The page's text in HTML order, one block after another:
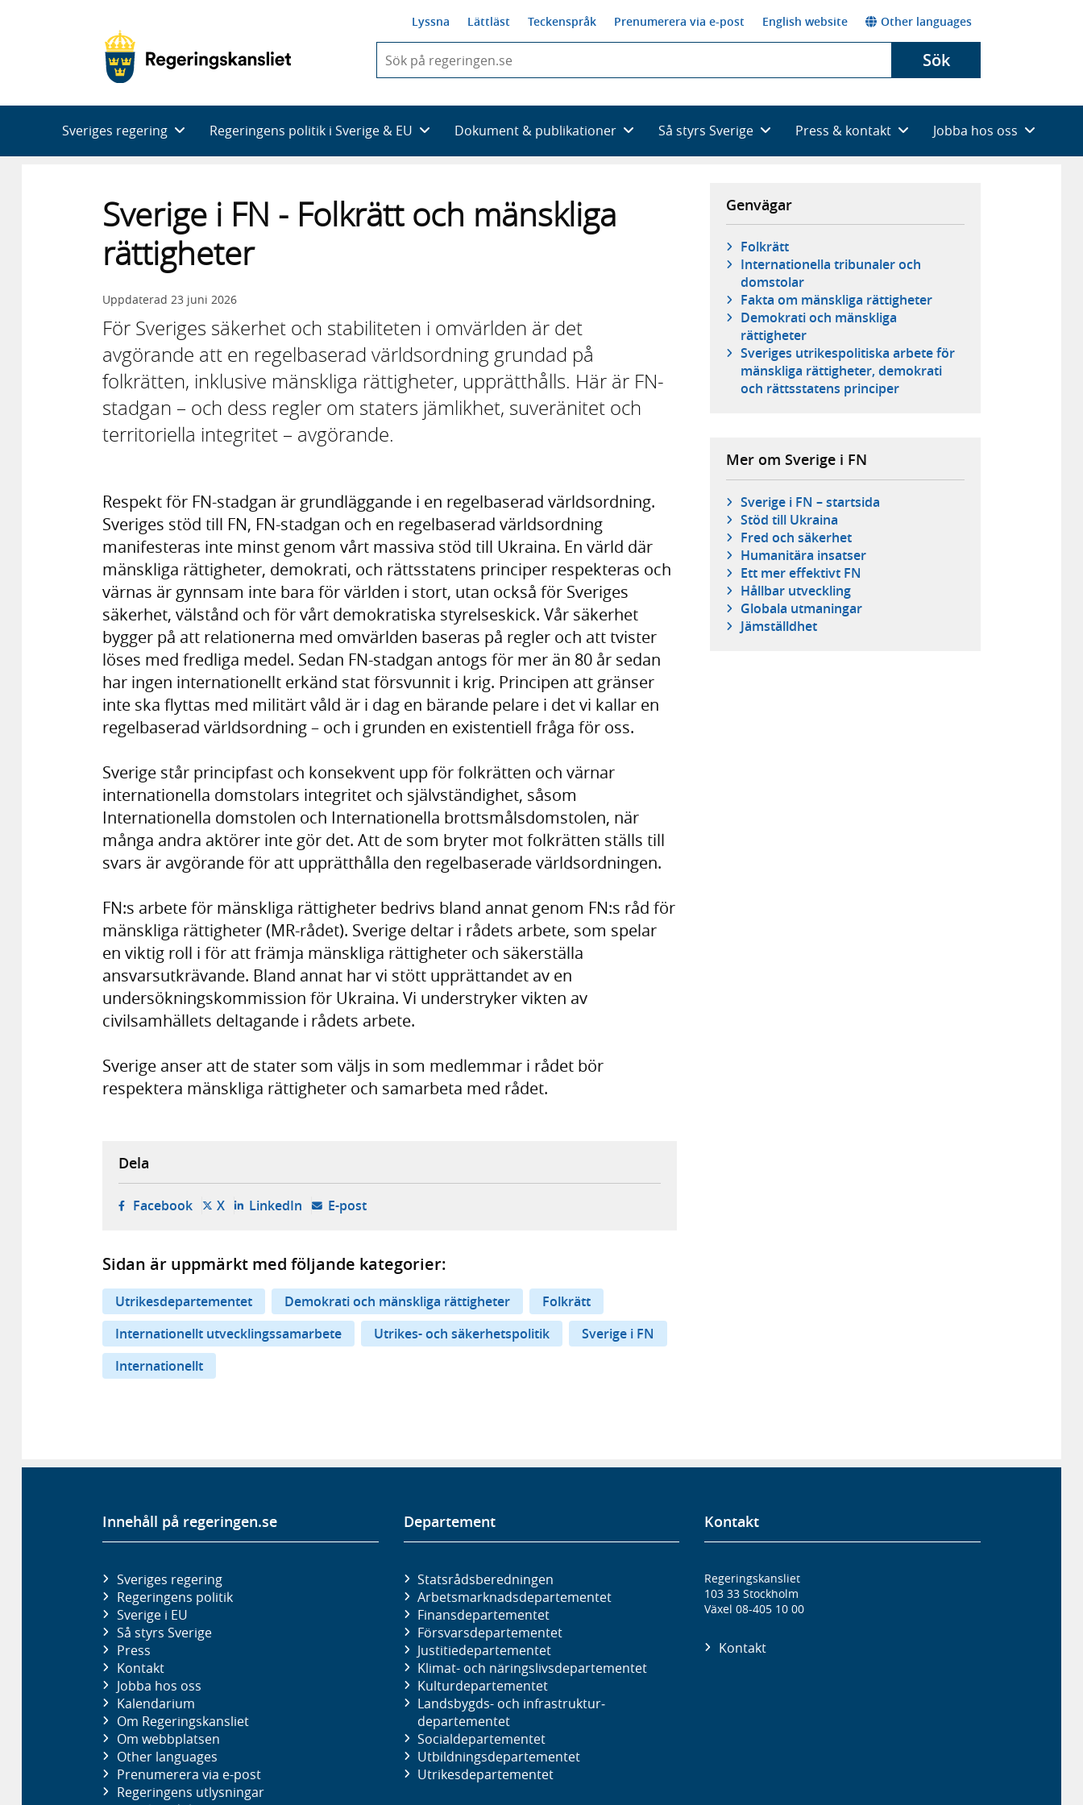
Lyssna Lättläst Teckenspråk Prenumerera via e-post English website Other languages
du
skriva
framträder
en
sökförslag
Sök
Sveriges regering Regeringens politik i Sverige & EU Dokument & publikationer Så styrs Sverige Press & kontakt Jobba hos oss
Sverige i FN - Folkrätt och mänskliga
rättigheter
Uppdaterad 23 juni 2026
För Sveriges säkerhet och stabiliteten i omvärlden är det
avgörande att en regelbaserad världsordning grundad på
folkrätten, inklusive mänskliga rättigheter, upprätthålls. Här är FN-
stadgan – och dess regler om staters jämlikhet, suveränitet och
territoriella integritet – avgörande.
Respekt för FN-stadgan är grundläggande i en regelbaserad världsordning.
Sveriges stöd till FN, FN-stadgan och en regelbaserad världsordning
manifesteras inte minst genom vårt massiva stöd till Ukraina. En värld där
mänskliga rättigheter, demokrati, och rättsstatens principer respekteras och
värnas är gynnsam inte bara för världen i stort, utan också för Sveriges
säkerhet, välstånd och för vårt demokratiska styrelseskick. Vår säkerhet
bygger på att relationerna med omvärlden baseras på regler och att tvister
löses med fredliga medel. Sedan FN-stadgan antogs för mer än 80 år sedan
har ingen internationellt erkänd stat försvunnit i krig. Principen att gränser
inte ska flyttas med militärt våld är i dag en bärande pelare i det vi kallar en
regelbaserad världsordning – och i grunden en existentiell fråga för oss.
Sverige står principfast och konsekvent upp för folkrätten och värnar
internationella domstolars integritet och självständighet, såsom
Internationella domstolen och Internationella brottsmålsdomstolen, när
många andra aktörer inte gör det. Att de som bryter mot folkrätten ställs till
svars är avgörande för att upprätthålla den regelbaserade världsordningen.
FN:s arbete för mänskliga rättigheter bedrivs bland annat genom FN:s råd för
mänskliga rättigheter (MR-rådet). Sverige deltar i rådets arbete, som spelar
en viktig roll i för att främja mänskliga rättigheter och säkerställa
ansvarsutkrävande. Bland annat har vi stött upprättandet av en
undersökningskommission för Ukraina. Vi understryker vikten av
civilsamhällets deltagande i rådets arbete.
Sverige anser att de stater som väljs in som medlemmar i rådet bör
respektera mänskliga rättigheter och samarbeta med rådet.
Genvägar
Folkrätt
Internationella tribunaler och
domstolar
Fakta om mänskliga rättigheter
Demokrati och mänskliga
rättigheter
Sveriges utrikespolitiska arbete för
mänskliga rättigheter, demokrati
och rättsstatens principer
Mer om Sverige i FN
Sverige i FN – startsida
Stöd till Ukraina
Fred och säkerhet
Humanitära insatser
Ett mer effektivt FN
Hållbar utveckling
Globala utmaningar
Jämställdhet
Dela
Facebook- öppnas i ny flik, extern webbplats,
X- öppnas i ny flik, extern webbplats,
LinkedIn- öppnas i ny flik, extern webbplats,
E-post- öppnar din e-postklient,
Sidan är uppmärkt med följande kategorier:
Utrikesdepartementet Demokrati och mänskliga rättigheter
Folkrätt
Internationellt utvecklingssamarbete
Utrikes- och säkerhetspolitik
Sverige i FN
Internationellt
Innehåll på regeringen.se
Sveriges regering
Regeringens politik
Sverige i EU
Så styrs Sverige
Press
Kontakt
Jobba hos oss
Kalendarium
Om Regeringskansliet
Om webbplatsen
Other languages
Prenumerera via e-post
Regeringens utlysningar
Departement
Statsrådsberedningen
Arbetsmarknads­departementet
Finans­departementet
Försvars­departementet
Justitie­departementet
Klimat- och näringslivs­departementet
Kultur­departementet
Landsbygds- och infrastruktur­
departementet
Social­departementet
Utbildnings­departementet
Utrikes­departementet
Kontakt
Regeringskansliet
103 33 Stockholm
Växel 08-405 10 00
Kontakt